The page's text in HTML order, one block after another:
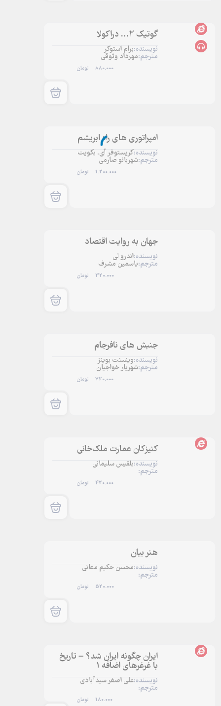
گوتیک 2… دراکولا
نویسنده:برام استوکر
مترجم:مهرداد وثوقی
880.000 تومان
امپراتوری های راه ابریشم
نویسنده:کریستوفر آی. بکویت
مترجم:شهربانو صارمی
1.200.000 تومان
جهان به روایت اقتصاد
نویسنده:اندرو لی
مترجم:یاسمین مشرف
320.000 تومان
جنبش های نافرجام
نویسنده:وینسنت بوینز
مترجم:شهریار خواجیان
720.000 تومان
کنیزکان عمارت ملک‌خانی
نویسنده:بلقیس سلیمانی
مترجم:
420.000 تومان
هنر بیان
نویسنده:محسن حکیم معانی
مترجم:
520.000 تومان
ایران چگونه ایران شد؟ – تاریخ
با غرغرهای اضافه 1
نویسنده:علی اصغر سیدآبادی
مترجم:
180.000 تومان